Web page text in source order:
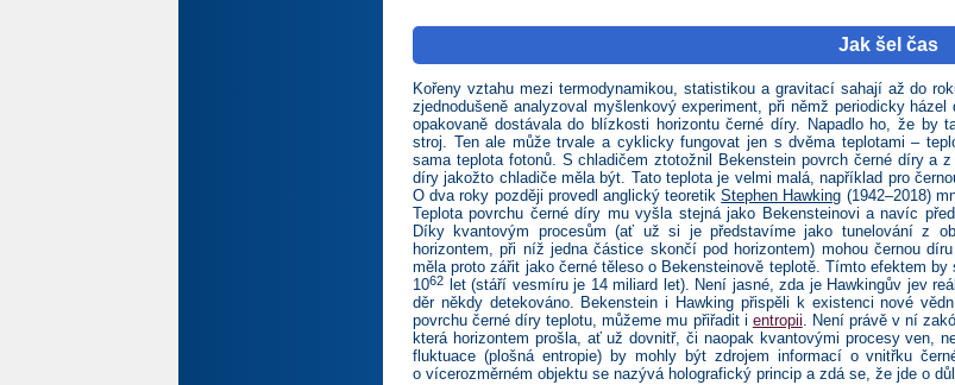
Jak šel čas
Kořeny vztahu mezi termodynamikou, statistikou a gravitací sahají až do
zjednodušeně analyzoval myšlenkový experiment, při němž periodicky házel
opakovaně dostávala do blízkosti horizontu černé díry. Napadlo ho, že by
stroj. Ten ale může trvale a cyklicky fungovat jen s dvěma teplotami –
sama teplota fotonů. S chladičem ztotožnil Bekenstein povrch černé díry a
díry jakožto chladiče měla být. Tato teplota je velmi malá, například pro
O dva roky později provedl anglický teoretikStephen Hawking (1942–2018)
Teplota povrchu černé díry mu vyšla stejná jako Bekensteinovi a navíc
Díky kvantovým procesům (ať už si je představíme jako tunelování z
horizontem, při níž jedna částice skončí pod horizontem) mohou černou
měla proto zářit jako černé těleso o Bekensteinově teplotě. Tímto efektem
1062
let (stáří vesmíru je 14 miliard let). Není jasné, zda je Hawkingův jev
děr někdy detekováno. Bekenstein i Hawking přispěli k existenci nové
povrchu černé díry teplotu, můžeme mu přiřadit i entropii. Není právě v ní
která horizontem prošla, ať už dovnitř, či naopak kvantovými procesy ven,
fluktuace (plošná entropie) by mohly být zdrojem informací o vnitřku
o vícerozměrném objektu se nazývá holografický princip a zdá se, že jde o